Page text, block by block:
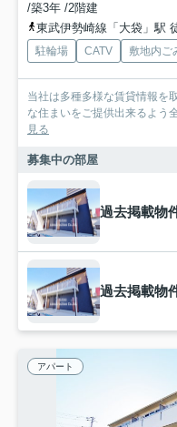
/築3年 /2階建
東武伊勢崎線「大袋」駅
駐輪場 CATV 敷地内ご
当社は多種多様な賃貸情報を
な住まいをご提供出来るよう
見る
募集中の部屋
過去掲載物
過去掲載物
アパート